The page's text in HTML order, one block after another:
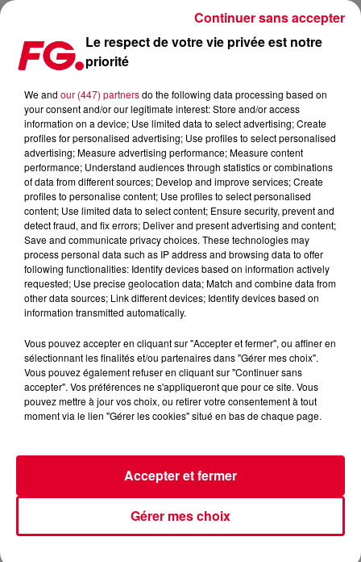
MAINSTAGE : ROBIN SCHULZ
Le respect de votre vie privée est notre
priorité
We and our (447) partnersdo the following data processing based on
your consent and/or our legitimate interest: Store and/or access
information on a device; Use limited data to select advertising; Create
profiles for personalised advertising; Use profiles to select personalised
advertising; Measure advertising performance; Measure content
performance; Understand audiences through statistics or combinations
of data from different sources; Develop and improve services; Create
profiles to personalise content; Use profiles to select personalised
content; Use limited data to select content; Ensure security, prevent and
detect fraud, and fix errors; Deliver and present advertising and content;
Save and communicate privacy choices. These technologies may
process personal data such as IP address and browsing data to offer
following functionalities: Identify devices based on information actively
requested; Use precise geolocation data; Match and combine data from
other data sources; Link different devices; Identify devices based on
information transmitted automatically.
Vous pouvez accepter en cliquant sur "Accepter et fermer", ou affiner en
sélectionnant les finalités et/ou partenaires dans "Gérer mes choix".
Vous pouvez également refuser en cliquant sur "Continuer sans
accepter". Vos préférences ne s'appliqueront que pour ce site. Vous
pouvez mettre à jour vos choix, ou retirer votre consentement à tout
moment via le lien "Gérer les cookies" situé en bas de chaque page.
Gérer mes choix
Accepter et fermer
Continuer sans accepter